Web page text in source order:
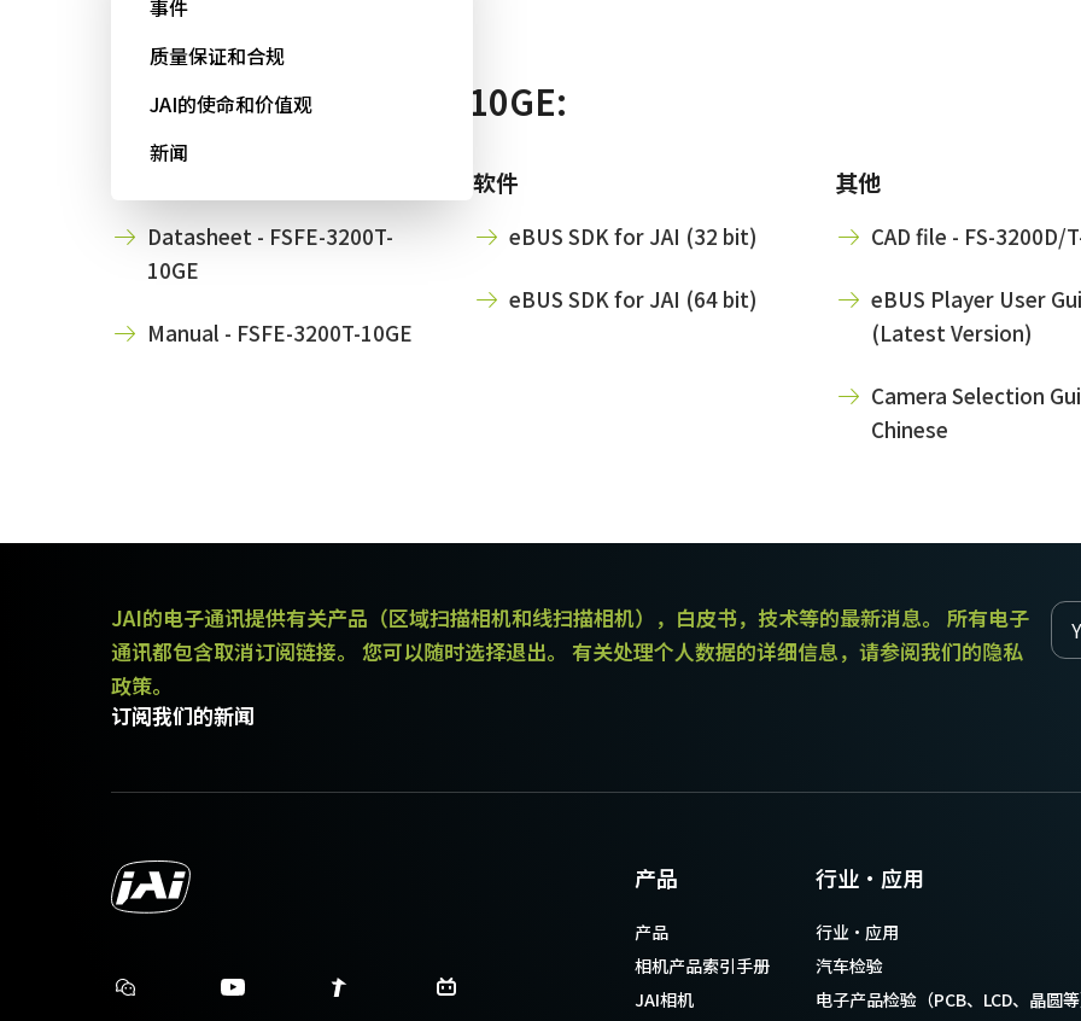
事件
质量保证和合规
JAI的使命和价值观
新闻
可用下载 FSFE-3200T-10GE:
Datasheet - FSFE-3200T-
10GE
Manual - FSFE-3200T-10GE
软件
eBUS SDK for JAI (32 bit)
eBUS SDK for JAI (64 bit)
其他
CAD file - FS-3200D/
eBUS Player User
(Latest Version)
Camera Selection
Chinese
JAI的电子通讯提供有关产品（区域扫描相机和线扫描相机），白皮书，技术等的最新消息。 所有电子
通讯都包含取消订阅链接。 您可以随时选择退出。 有关处理个人数据的详细信息，请参阅我们的隐私
政策。
订阅我们的新闻
产品
产品
相机产品索引手册
JAI相机
行业·应用
行业·应用
汽车检验
电子产品检验（PCB、LCD、晶圆等